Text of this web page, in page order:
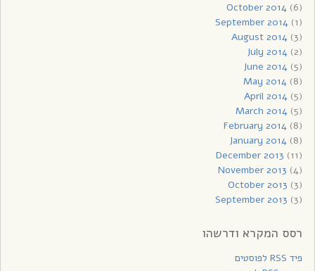
October 2014(6)
September 2014(1)
August 2014(3)
July 2014(2)
June 2014(5)
May 2014(8)
April 2014(5)
March 2014(5)
February 2014(8)
January 2014(8)
December 2013 (11)
November 2013 (4)
October 2013 (3)
September 2013 (3)
רסס המקרא ודרשהו
פיד RSS לפוסטים